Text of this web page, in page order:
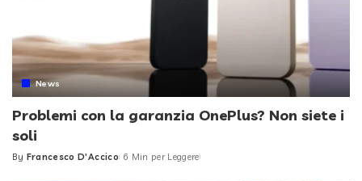
News
Problemi con la garanzia OnePlus? Non siete i
soli
Posted
By Francesco D'Accico 6 Min per Leggere